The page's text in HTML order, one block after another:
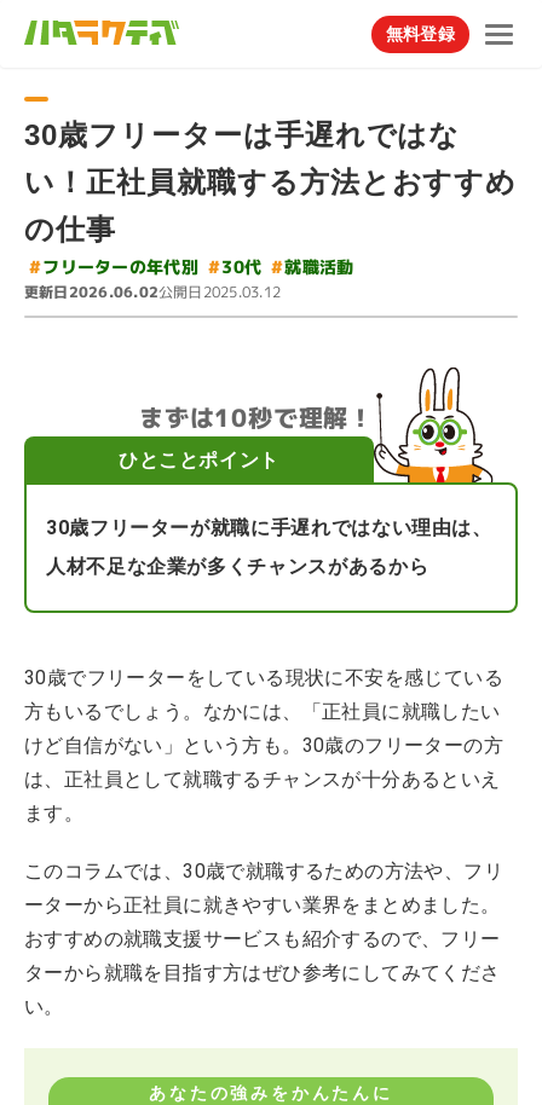
無料登録
30歳フリーターは手遅れではな
い！正社員就職する方法とおすすめ
の仕事
#フリーターの年代別 #30代 #就職活動
更新日2026.06.02公開日2025.03.12
まずは10秒で理解！
ひとことポイント
30歳フリーターが就職に手遅れではない理由は、
人材不足な企業が多くチャンスがあるから
30歳でフリーターをしている現状に不安を感じている
方もいるでしょう。なかには、「正社員に就職したい
けど自信がない」という方も。30歳のフリーターの方
は、正社員として就職するチャンスが十分あるといえ
ます。
このコラムでは、30歳で就職するための方法や、フリ
ーターから正社員に就きやすい業界をまとめました。
おすすめの就職支援サービスも紹介するので、フリー
ターから就職を目指す方はぜひ参考にしてみてくださ
い。
あなたの強みをかんたんに